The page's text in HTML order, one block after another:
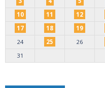
10
11 12
17
18 19
24
25 26
31